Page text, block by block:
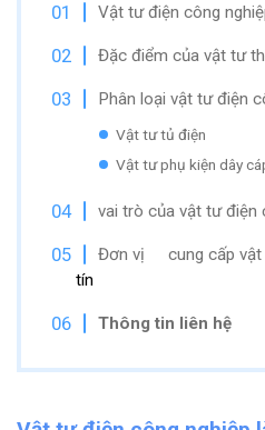
Vật tư điện công
Đặc điểm của vật tư
Phân loại vật tư điện
Vật tư tủ điện
Vật tư phụ kiện dây
vai trò của vật tư điện
Đơn vị cung cấp
tín
Thông tin liên hệ